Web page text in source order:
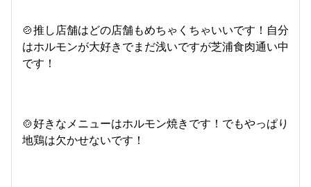
🍲推し店舗はどの店舗もめちゃくちゃいいです！自分
はホルモンが大好きでまだ浅いですが芝浦食肉通い中
です！
🍲好きなメニューはホルモン焼きです！でもやっぱり
地鶏は欠かせないです！